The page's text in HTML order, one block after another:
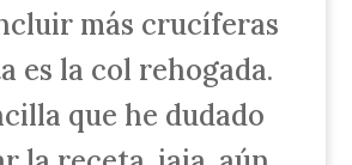
más crucíferas
es la col rehogada.
que he dudado